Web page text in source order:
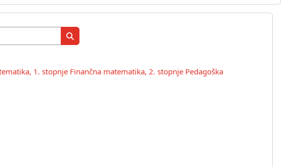
Išči predmete
Išči predmete
1. stopnje Finančna matematika, 2. stopnje Pedagoška